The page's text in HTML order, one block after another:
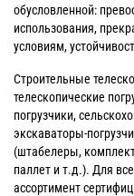
обусловленной:
использования,
условиям,
Строительные
телескопические
погрузчики,
экскаваторы-
(штабелеры,
паллет и т.д.). Для
ассортимент